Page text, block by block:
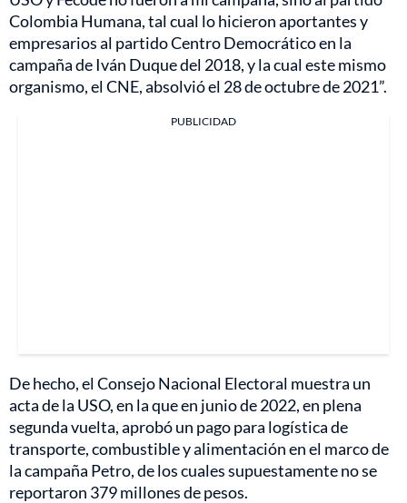
Colombia Humana, tal cual lo hicieron aportantes y
empresarios al partido Centro Democrático en la
campaña de Iván Duque del 2018, y la cual este mismo
organismo, el CNE, absolvió el 28 de octubre de 2021”.
PUBLICIDAD
De hecho, el Consejo Nacional Electoral muestra un
acta de la USO, en la que en junio de 2022, en plena
segunda vuelta, aprobó un pago para logística de
transporte, combustible y alimentación en el marco de
la campaña Petro, de los cuales supuestamente no se
reportaron 379 millones de pesos.